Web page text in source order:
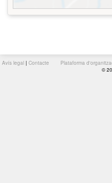
Avís legal | Contacte Plataforma
©